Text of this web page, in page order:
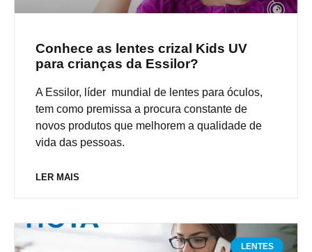
Conhece as lentes crizal Kids UV
para crianças da Essilor?
A Essilor, líder mundial de lentes para óculos,
tem como premissa a procura constante de
novos produtos que melhorem a qualidade de
vida das pessoas.
LER MAIS
LENTES